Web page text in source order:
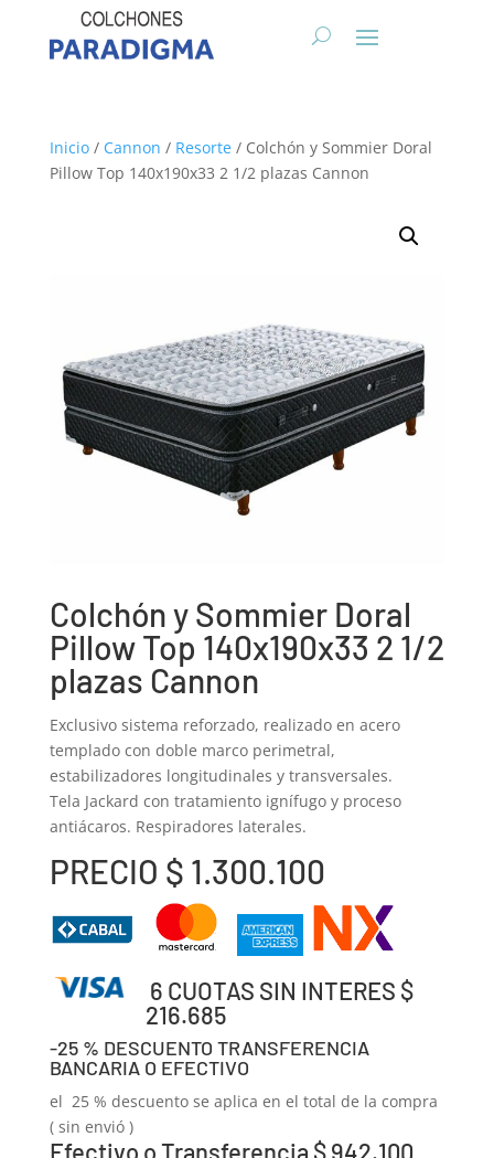
Inicio/ Cannon / Resorte/ Colchón y Sommier Doral
Pillow Top 140x190x33 2 1/2 plazas Cannon
Colchón y Sommier Doral
Pillow Top 140x190x33 2 1/2
plazas Cannon
Exclusivo sistema reforzado, realizado en acero
templado con doble marco perimetral,
estabilizadores longitudinales y transversales.
Tela Jackard con tratamiento ignífugo y proceso
antiácaros. Respiradores laterales.
PRECIO $ 1.300.100
6 CUOTAS SIN INTERES $
216.685
-25 % DESCUENTO TRANSFERENCIA
BANCARIA O EFECTIVO
el 25 % descuento se aplica en el total de la compra
( sin envió )
Efectivo o Transferencia $ 942.100